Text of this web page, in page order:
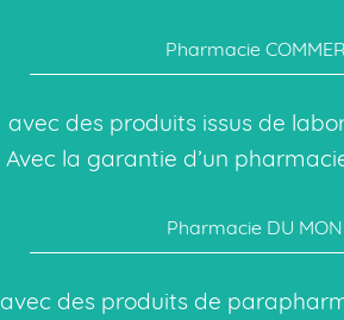
Pharmacie
avec des produits issus de
Avec la garantie d’un
Pharmacie DU
avec des produits de